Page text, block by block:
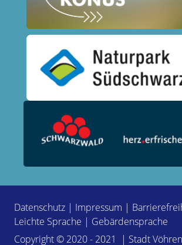
Datenschutz | Impressum |
Leichte Sprache | Gebärdensprache
Copyright © 2020 - 2021 | Stadt